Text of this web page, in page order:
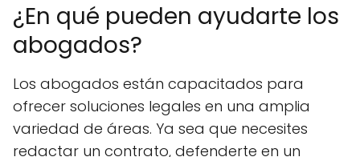
¿En qué pueden ayudarte los
abogados?
Los abogados están capacitados para
ofrecer soluciones legales en una amplia
variedad de áreas. Ya sea que necesites
redactar un contrato, defenderte en un